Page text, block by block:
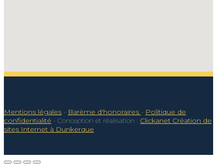
Mentions légales - Barème d'honoraires - Politique de
confidentialité - Conception et réalisation : Clickanet Création de
sites Internet à Dunkerque